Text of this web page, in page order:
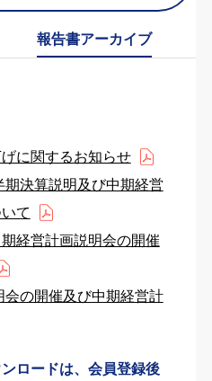
報告書アーカイブ
に関するお知らせ
決算説明及び中期経営
て
経営計画説明会の開催
の開催及び中期経営計
ロードは、会員登録後